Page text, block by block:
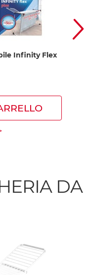
Infinity Flex
DA